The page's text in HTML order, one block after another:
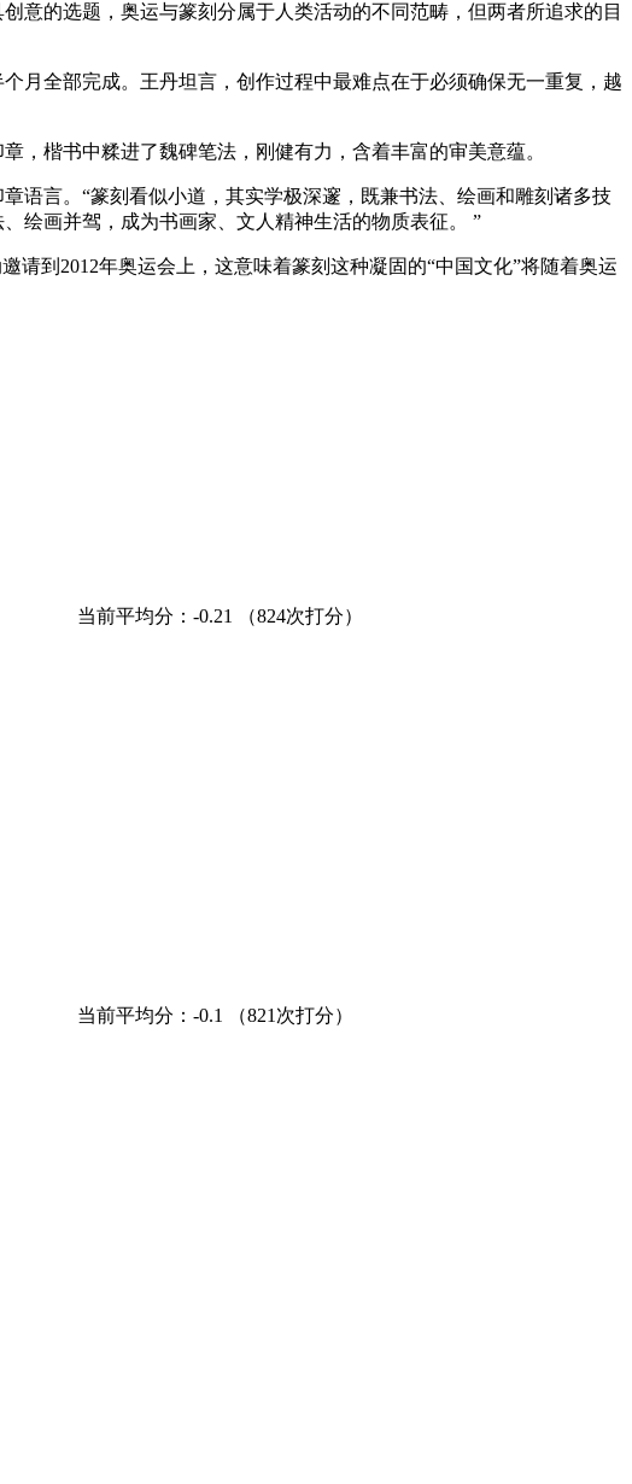
的选题，奥运与篆刻分属于人类活动的不同范畴，但两者所追求的目
全部完成。王丹坦言，创作过程中最难点在于必须确保无一重复，越
楷书中糅进了魏碑笔法，刚健有力，含着丰富的审美意蕴。
言。“篆刻看似小道，其实学极深邃，既兼书法、绘画和雕刻诸多技
绘画并驾，成为书画家、文人精神生活的物质表征。 ”
到2012年奥运会上，这意味着篆刻这种凝固的“中国文化”将随着奥运
当前平均分： -0.21 （824次打分）
当前平均分： -0.1 （821次打分）